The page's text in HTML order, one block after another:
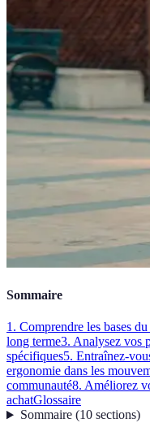
Sommaire
1. Comprendre les bases
long terme3. Analysez vos
spécifiques5. Entraînez-
ergonomie dans les
communauté8. Améliorez
achatGlossaire
Sommaire(10 sections)